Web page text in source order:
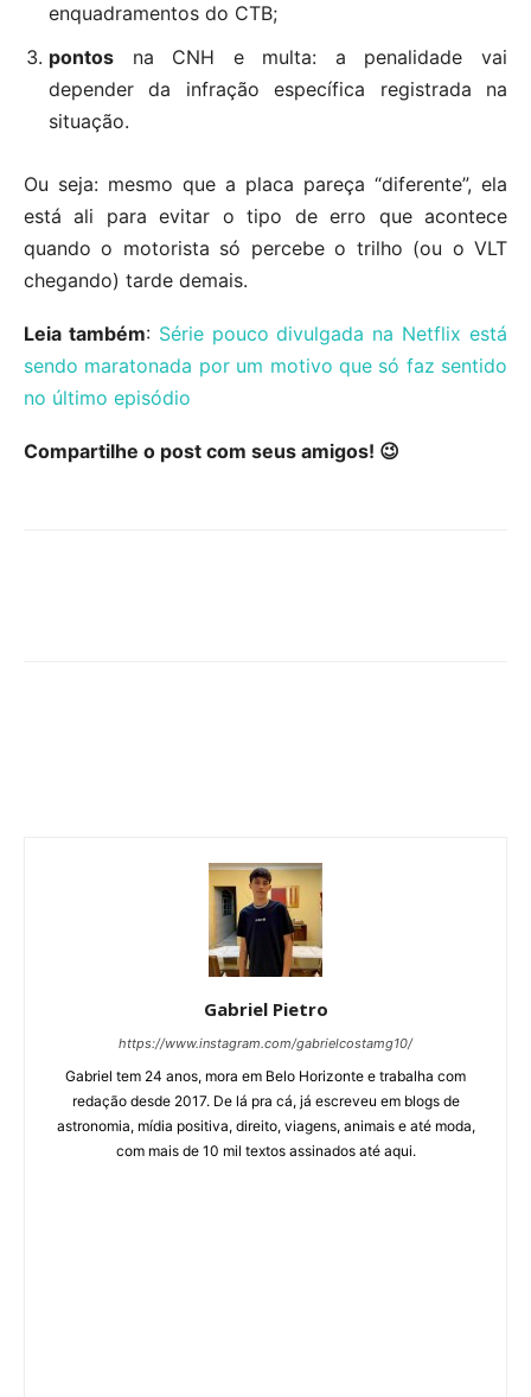
enquadramentos do CTB;
pontos na CNH e multa: a penalidade vai
depender da infração específica registrada na
situação.
Ou seja: mesmo que a placa pareça “diferente”, ela
está ali para evitar o tipo de erro que acontece
quando o motorista só percebe o trilho (ou o VLT
chegando) tarde demais.
Leia também: Série pouco divulgada na Netflix está
sendo maratonada por um motivo que só faz sentido
no último episódio
Compartilhe o post com seus amigos! 😉
Gabriel Pietro
https://www.instagram.com/gabrielcostamg10/
Gabriel tem 24 anos, mora em Belo Horizonte e trabalha com
redação desde 2017. De lá pra cá, já escreveu em blogs de
astronomia, mídia positiva, direito, viagens, animais e até moda,
com mais de 10 mil textos assinados até aqui.